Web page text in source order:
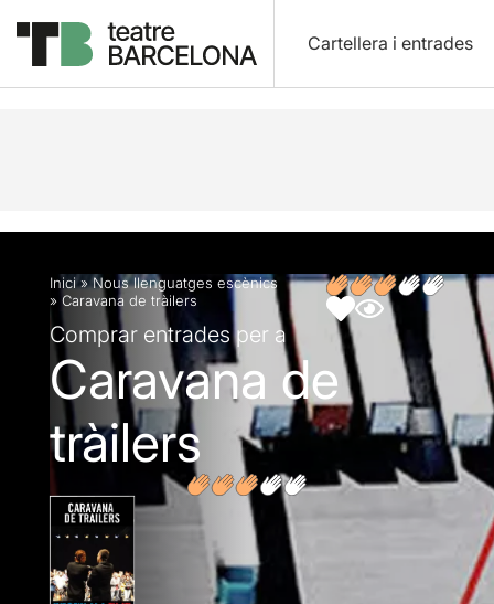
Cartellera i entrades
Descripció Fitxa artística Opinions
Inici »Nous llenguatges escènics
» Caravana de tràilers
Comprar entrades per a
Caravana de
tràilers